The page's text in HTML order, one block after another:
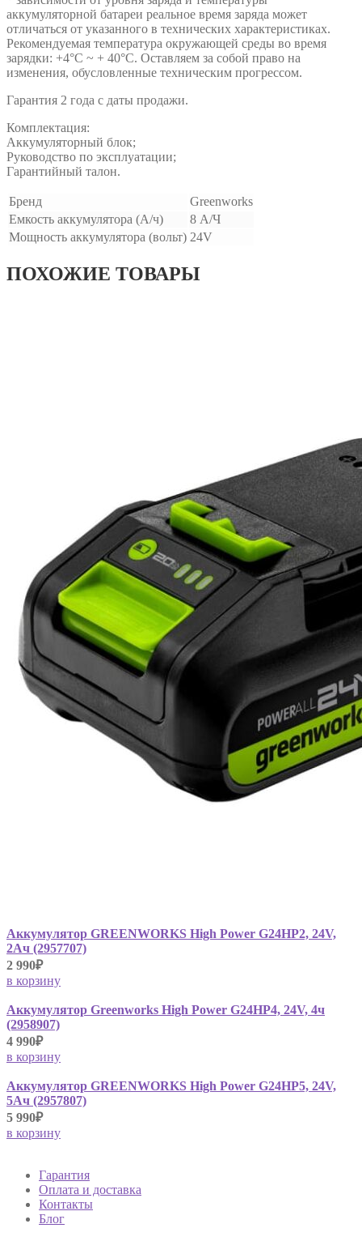
аккумуляторной батареи реальное время заряда может
отличаться от указанного в технических характеристиках.
Рекомендуемая температура окружающей среды во время
зарядки: +4°C ~ + 40°C. Оставляем за собой право на
изменения, обусловленные техническим прогрессом.
Гарантия 2 года с даты продажи.
Комплектация:
Аккумуляторный блок;
Руководство по эксплуатации;
Гарантийный талон.
Бренд
Greenworks
Емкость аккумулятора (А/ч)
8 А/Ч
Мощность аккумулятора (вольт) 24V
ПОХОЖИЕ ТОВАРЫ
Аккумулятор GREENWORKS High Power G24HP2, 24V,
2Ач (2957707)
2 990₽
в корзину
Аккумулятор Greenworks High Power G24HP4, 24V, 4ч
(2958907)
4 990₽
в корзину
Аккумулятор GREENWORKS High Power G24HP5, 24V,
5Ач (2957807)
5 990₽
в корзину
Гарантия
Оплата и доставка
Контакты
Блог